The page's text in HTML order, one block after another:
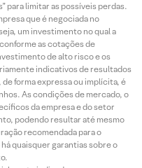
para limitar as possíveis perdas.
que é negociada no
um investimento no qual a
as cotações de
de alto risco e os
indicativos de resultados
forma expressa ou implícita, é
As condições de mercado, o
da empresa e do setor
podendo resultar até mesmo
recomendada para o
quaisquer garantias sobre o